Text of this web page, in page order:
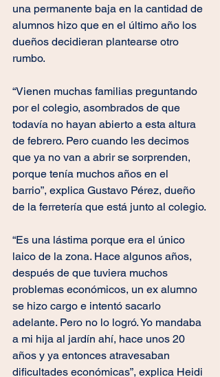
una permanente baja en la cantidad de
alumnos hizo que en el último año los
dueños decidieran plantearse otro
rumbo.
“Vienen muchas familias preguntando
por el colegio, asombrados de que
todavía no hayan abierto a esta altura
de febrero. Pero cuando les decimos
que ya no van a abrir se sorprenden,
porque tenía muchos años en el
barrio”, explica Gustavo Pérez, dueño
de la ferretería que está junto al colegio.
“Es una lástima porque era el único
laico de la zona. Hace algunos años,
después de que tuviera muchos
problemas económicos, un ex alumno
se hizo cargo e intentó sacarlo
adelante. Pero no lo logró. Yo mandaba
a mi hija al jardín ahí, hace unos 20
años y ya entonces atravesaban
dificultades económicas”, explica Heidi